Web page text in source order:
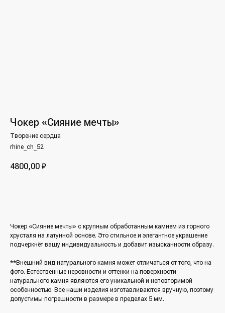
Чокер «Сияние мечты»
Творение сердца
rhine_ch_52
4800,00 ₽
Чокер «Сияние мечты» с крупным обработанным камнем из горного
хрусталя на латунной основе. Это стильное и элегантное украшение
подчеркнёт вашу индивидуальность и добавит изысканности образу.
**Внешний вид натурального камня может отличаться от того, что на
фото. Естественные неровности и оттенки на поверхности
натурального камня являются его уникальной и неповторимой
особенностью. Все наши изделия изготавливаются вручную, поэтому
допустимы погрешности в размере в пределах 5 мм.